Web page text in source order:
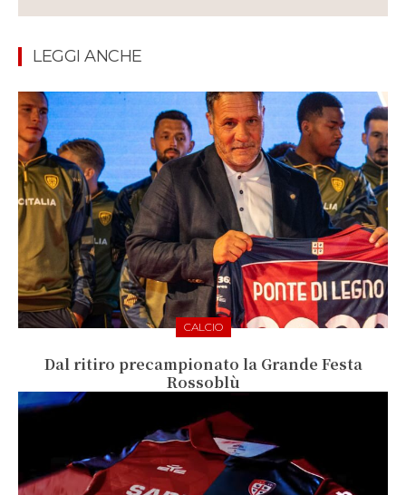
LEGGI ANCHE
CALCIO
Dal ritiro precampionato la Grande Festa
Rossoblù